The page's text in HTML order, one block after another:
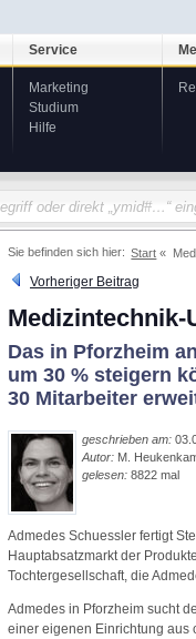
Service
Marketing
Studium
Hilfe
Sie befinden sich hier: Start
Vorheriger Beitrag
Medizintechnik-
Das in Pforzheim
um 30 % steigern
30 Mitarbeiter
geschrieben am:
Autor: M.
gelesen: 8822 mal
Admedes Schuessler fertigt
Hauptabsatzmarkt der
Tochtergesellschaft, die
Admedes in Pforzheim sucht
einer eigenen Einrichtung aus